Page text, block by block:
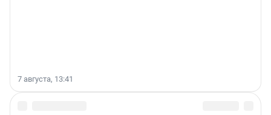
7 августа, 13:41